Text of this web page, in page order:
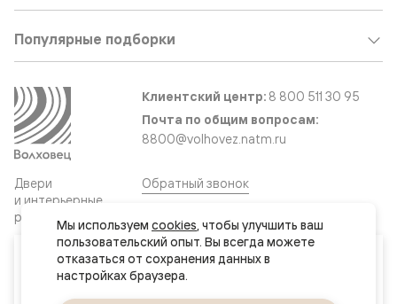
Ваш город
Двери
и интерьерные
решения
Популярные подборки
Клиентский центр: 8 800 511 30 95
Почта по общим вопросам:
8800@volhovez.natm.ru
Обратный звонок
Сайт не является публичной офертой
Правовая информация
Мы используем cookies, чтобы улучшить ваш
пользовательский опыт. Вы всегда можете
отказаться от сохранения данных в